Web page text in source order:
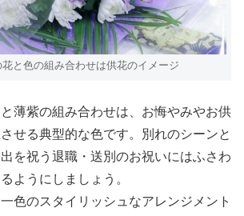
花と色の組み合わせは供花のイメージ
薄紫の組み合わせは、お悔やみやお供
せる典型的な色です。別れのシーンと
を祝う退職・送別のお祝いにはふさわ
ようにしましょう。
色のスタイリッシュなアレンジメント